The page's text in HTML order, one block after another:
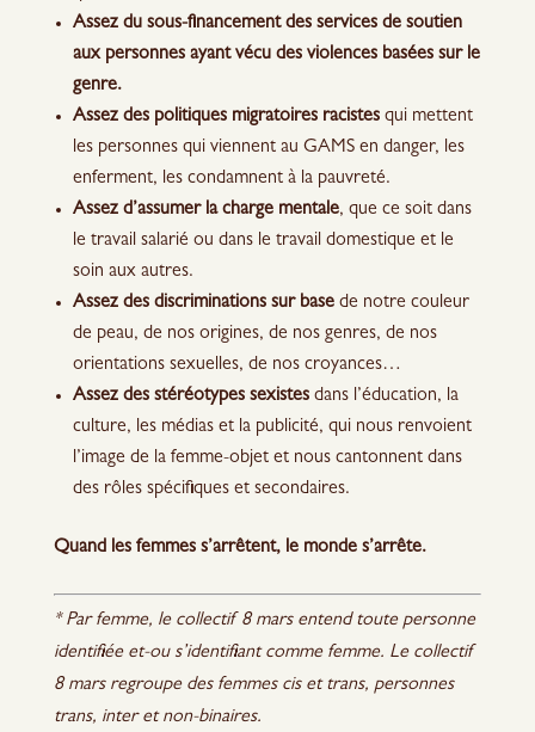
Assez du sous-financement des services de soutien
aux personnes ayant vécu des violences basées sur le
genre.
Assez des politiques migratoires racistesqui mettent
les personnes qui viennent au GAMS en danger, les
enferment, les condamnent à la pauvreté.
Assez d’assumer la charge mentale, que ce soit dans
le travail salarié ou dans le travail domestique et le
soin aux autres.
Assez des discriminations sur basede notre couleur
de peau, de nos origines, de nos genres, de nos
orientations sexuelles, de nos croyances…
Assez des stéréotypes sexistesdans l’éducation, la
culture, les médias et la publicité, qui nous renvoient
l’image de la femme-objet et nous cantonnent dans
des rôles spécifiques et secondaires.
Quand les femmes s’arrêtent, le monde s’arrête.
* Par femme, le collectif 8 mars entend toute personne
identifiée et-ou s’identifiant comme femme. Le collectif
8 mars regroupe des femmes cis et trans, personnes
trans, inter et non-binaires.